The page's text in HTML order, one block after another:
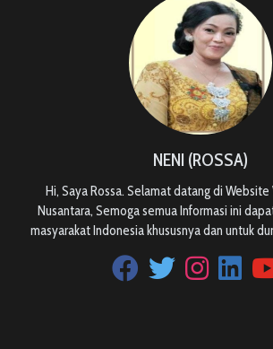
NENI (ROSSA)
Hi, Saya Rossa. Selamat datang di Website
Nusantara, Semoga semua Informasi ini
masyarakat Indonesia khususnya dan untuk